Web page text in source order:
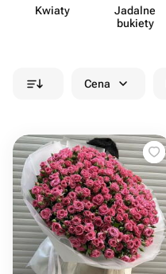
Kwiaty
Jadalne
bukiety
Cena